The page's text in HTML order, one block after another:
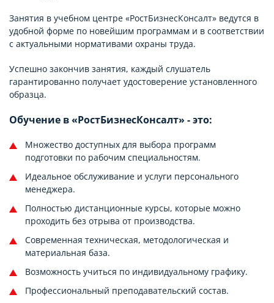
Занятия в учебном центре «РостБизнесКонсалт» ведутся в
удобной форме по новейшим программам и в соответствии
с актуальными нормативами охраны труда.
Успешно закончив занятия, каждый слушатель
гарантированно получает удостоверение установленного
образца.
Обучение в «РостБизнесКонсалт» - это:
Множество доступных для выбора программ
подготовки по рабочим специальностям.
Идеальное обслуживание и услуги персонального
менеджера.
Полностью дистанционные курсы, которые можно
проходить без отрыва от производства.
Современная техническая, методологическая и
материальная база.
Возможность учиться по индивидуальному графику.
Профессиональный преподавательский состав.